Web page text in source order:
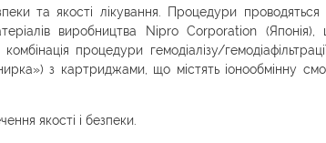
та якості лікування. Процедури проводяться
виробництва Nipro Corporation (Японія),
процедури гемодіалізу/
з картриджами, що містять іонообмінну
якості і безпеки.